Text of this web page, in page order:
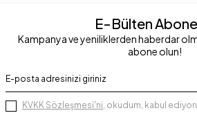
E-Bülten
Kampanya ve yeniliklerden haberdar
abone olun!
KVKK Sözleşmesi'ni, okudum, kabul